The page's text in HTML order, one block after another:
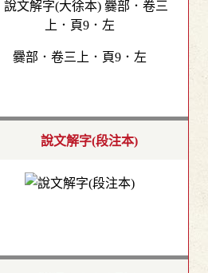
爨部．卷三上．頁9．左
說文解字(段注本)